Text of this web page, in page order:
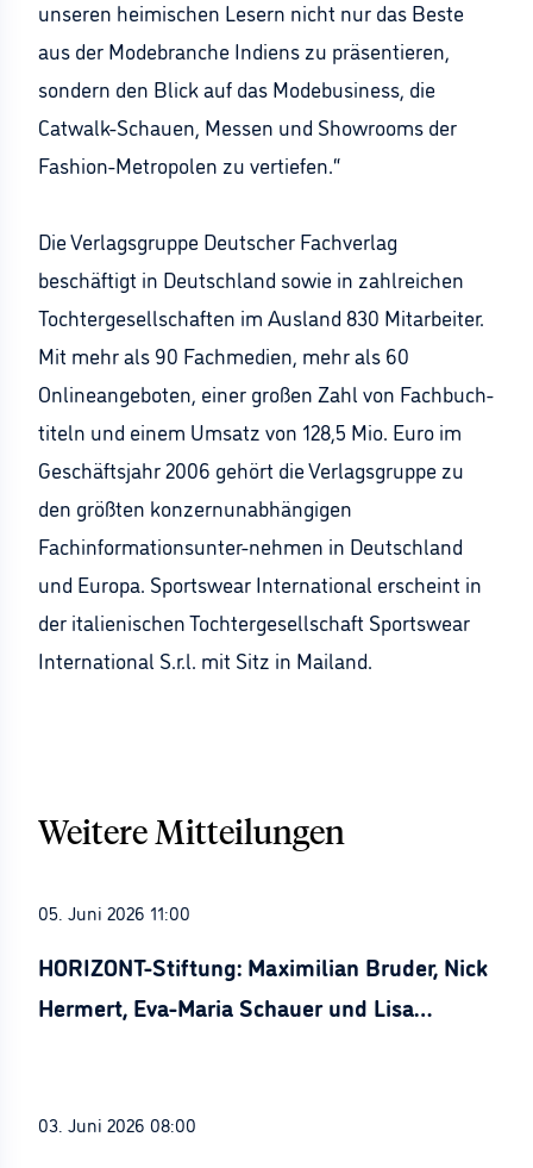
unseren heimischen Lesern nicht nur das Beste
aus der Modebranche Indiens zu präsentieren,
sondern den Blick auf das Modebusiness, die
Catwalk-Schauen, Messen und Showrooms der
Fashion-Metropolen zu vertiefen.“
Die Verlagsgruppe Deutscher Fachverlag
beschäftigt in Deutschland sowie in zahlreichen
Tochtergesellschaften im Ausland 830 Mitarbeiter.
Mit mehr als 90 Fachmedien, mehr als 60
Onlineangeboten, einer großen Zahl von Fachbuch-
titeln und einem Umsatz von 128,5 Mio. Euro im
Geschäftsjahr 2006 gehört die Verlagsgruppe zu
den größten konzernunabhängigen
Fachinformationsunter-nehmen in Deutschland
und Europa. Sportswear International erscheint in
der italienischen Tochtergesellschaft Sportswear
International S.r.l. mit Sitz in Mailand.
Weitere Mitteilungen
05. Juni 2026 11:00
HORIZONT-Stiftung: Maximilian Bruder, Nick
Hermert, Eva-Maria Schauer und Lisa
03. Juni 2026 08:00